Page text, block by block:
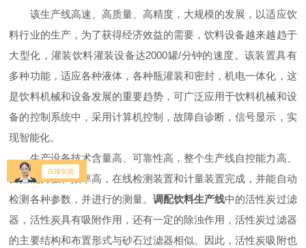
该生产线高速、高质量、高精度，大规模的发展，以适应饮
料行业的生产，为了获得经济效益的需要，饮料设备越来越趋于
大型化，灌装饮料灌装设备达2000罐/分钟的速度。该装置具有
多种功能，适应各种液体，各种瓶灌装和密封，机电一体化，这
是饮料机械和设备发展的重要趋势，可广泛应用于饮料机械和设
备的控制系统中，采用计算机控制，故障自诊断，信号显示，实
现智能化。
生产设备技术含量高、可靠性高，整个生产线自控能力高、
自控能力强、效率高，在线检测装置和计量装置完成，并能自动
检测各种参数，并进行的测量。调配饮料生产线中的活性炭过滤
器，活性炭具有吸附作用，还有一定的除浊作用，活性炭过滤器
的主要结构和布置形式与砂石过滤器相似。因此，活性炭吸附也